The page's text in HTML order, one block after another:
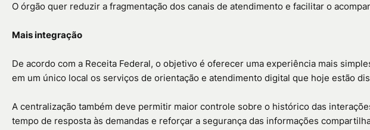
O órgão quer reduzir a fragmentação dos canais de atendimento e facilitar o
Mais integração
De acordo com a Receita Federal, o objetivo é oferecer uma experiência mais
em um único local os serviços de orientação e atendimento digital que hoje estão
A centralização também deve permitir maior controle sobre o histórico das
tempo de resposta às demandas e reforçar a segurança das informações